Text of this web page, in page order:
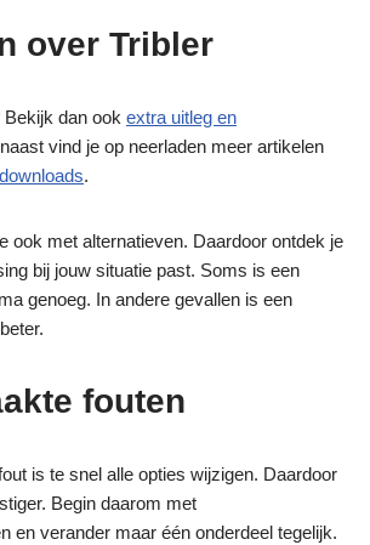
over Tribler
dan ook extra uitleg en
vind je op neerladen meer artikelen
downloads.
ook met alternatieven. Daardoor ontdek je
bij jouw situatie past. Soms is een
genoeg. In andere gevallen is een
fouten
is te snel alle opties wijzigen. Daardoor
Begin daarom met
en verander maar één onderdeel tegelijk.